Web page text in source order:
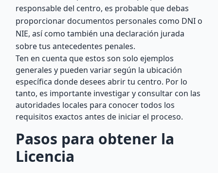
responsable del centro, es probable que debas
proporcionar documentos personales como DNI o
NIE, así como también una declaración jurada
sobre tus antecedentes penales.
Ten en cuenta que estos son solo ejemplos
generales y pueden variar según la ubicación
específica donde desees abrir tu centro. Por lo
tanto, es importante investigar y consultar con las
autoridades locales para conocer todos los
requisitos exactos antes de iniciar el proceso.
Pasos para obtener la
Licencia